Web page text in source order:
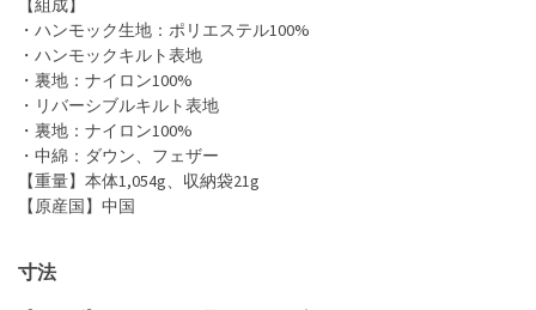
【組成】
・ハンモック生地：ポリエステル100%
・ハンモックキルト表地
・裏地：ナイロン100%
・リバーシブルキルト表地
・裏地：ナイロン100%
・中綿：ダウン、フェザー
【重量】本体1,054g、収納袋21g
【原産国】中国
寸法